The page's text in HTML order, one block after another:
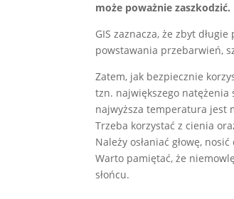
może poważnie zaszkodzić.
GIS zaznacza, że zbyt
powstawania przebarwień,
Zatem, jak bezpiecznie
tzn. największego natężenia
najwyższa temperatura jest
Trzeba korzystać z cienia
Należy osłaniać głowę,
Warto pamiętać, że
słońcu.